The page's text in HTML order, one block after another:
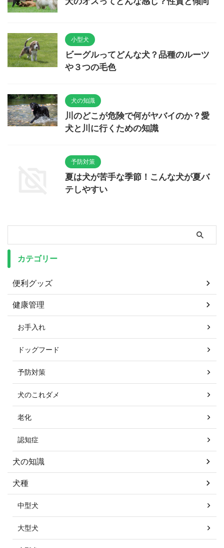
小型犬
ビーグルってどんな犬？品種のルーツ
や３つの毛色
犬の知識
川のどこが危険で何がヤバイのか？愛
犬と川に行くための知識
予防対策
夏は犬が苦手な季節！こんな犬が夏バ
テしやすい
カテゴリー
便利グッズ
健康管理
お手入れ
ドッグフード
予防対策
犬のこれダメ
老化
認知症
犬の知識
犬種
中型犬
大型犬